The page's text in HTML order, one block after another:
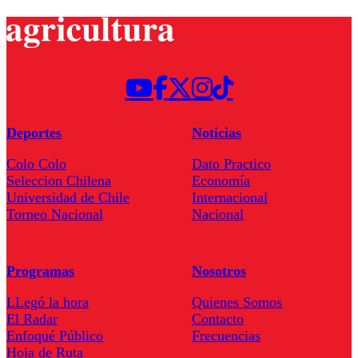
Deportes
Colo Colo
Seleccion Chilena
Universidad de Chile
Torneo Nacional
Noticias
Dato Practico
Economía
Internacional
Nacional
Programas
LLegó la hora
El Radar
Enfoqué Público
Hoja de Ruta
Nosotros
Quienes Somos
Contacto
Frecuencias